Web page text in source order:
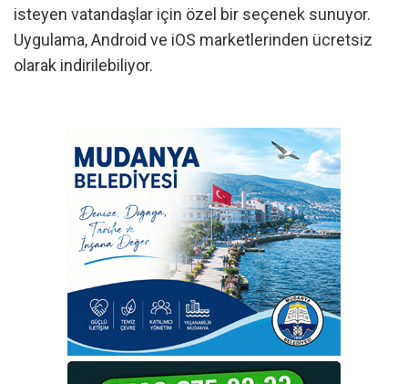
isteyen vatandaşlar için özel bir seçenek sunuyor.
Uygulama, Android ve iOS marketlerinden ücretsiz
olarak indirilebiliyor.